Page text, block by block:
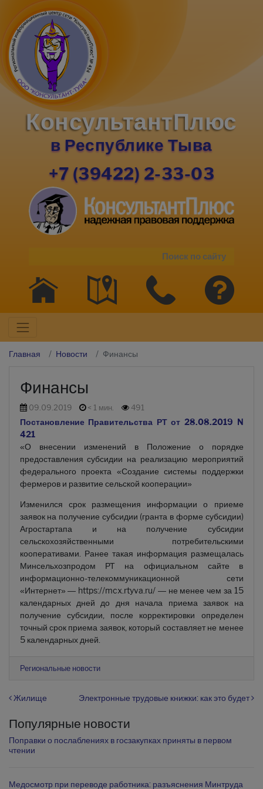
КонсультантПлюс
в Республике Тыва
+7 (39422) 2-33-03
Главная Новости Финансы
Финансы
09.09.2019 < 1 мин.
491
Постановление Правительства РТ от 28.08.2019 N
421
«О внесении изменений в Положение о порядке
предоставления субсидии на реализацию мероприятий
федерального проекта «Создание системы поддержки
фермеров и развитие сельской кооперации»
Изменился срок размещения информации о приеме
заявок на получение субсидии (гранта в форме субсидии)
Агростартапа и на получение субсидии
сельскохозяйственными потребительскими
кооперативами. Ранее такая информация размещалась
Минсельхозпродом РТ на официальном сайте в
информационно-телекоммуникационной сети
«Интернет» — https://mcx.rtyva.ru/ — не менее чем за 15
календарных дней до дня начала приема заявок на
получение субсидии, после корректировки определен
точный срок приема заявок, который составляет не менее
5 календарных дней.
Региональные новости
Навигация по записям
Жилище Электронные трудовые книжки: как это будет
Популярные новости
Поправки о послаблениях в госзакупках приняты в первом
чтении
Медосмотр при переводе работника: разъяснения Минтруда